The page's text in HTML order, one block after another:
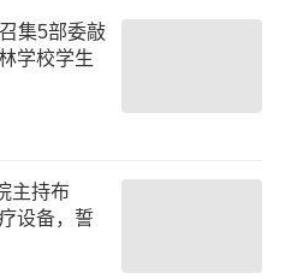
集5部委敲
学校学生
主持布
设备，誓